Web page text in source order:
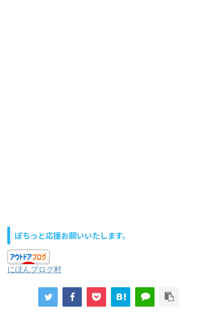
ぽちっと応援お願いいたします。
にほんブログ村